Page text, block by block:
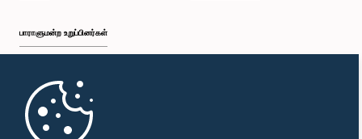
பாராளுமன்ற உறுப்பினர்கள்
முதற்பக்கம்